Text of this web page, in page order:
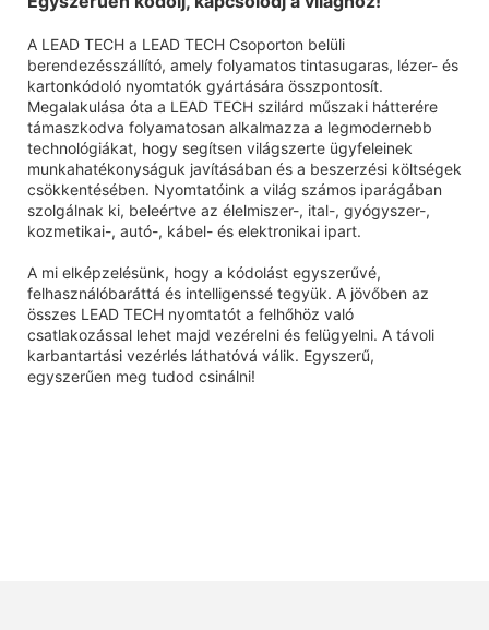
A LEAD TECH a LEAD TECH Csoporton belüli
berendezésszállító, amely folyamatos tintasugaras, lézer- és
kartonkódoló nyomtatók gyártására összpontosít.
Megalakulása óta a LEAD TECH szilárd műszaki hátterére
támaszkodva folyamatosan alkalmazza a legmodernebb
technológiákat, hogy segítsen világszerte ügyfeleinek
munkahatékonyságuk javításában és a beszerzési költségek
csökkentésében. Nyomtatóink a világ számos iparágában
szolgálnak ki, beleértve az élelmiszer-, ital-, gyógyszer-,
kozmetikai-, autó-, kábel- és elektronikai ipart.
A mi elképzelésünk, hogy a kódolást egyszerűvé,
felhasználóbaráttá és intelligenssé tegyük. A jövőben az
összes LEAD TECH nyomtatót a felhőhöz való
csatlakozással lehet majd vezérelni és felügyelni. A távoli
karbantartási vezérlés láthatóvá válik. Egyszerű,
egyszerűen meg tudod csinálni!